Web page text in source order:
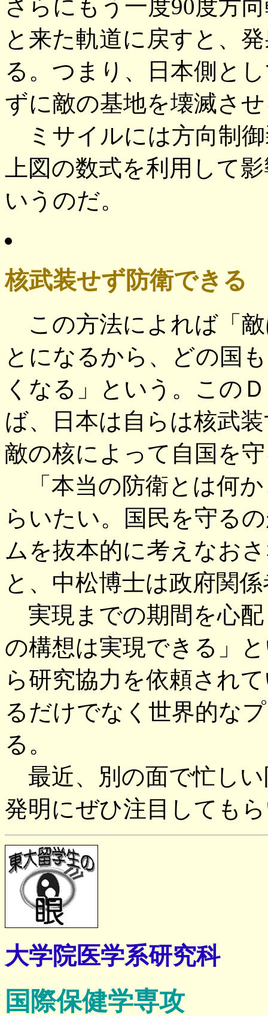
さらにもう一度90度方
と来た軌道に戻すと、
る。つまり、日本側と
ずに敵の基地を壊滅さ
ミサイルには方向制
上図の数式を利用して
いうのだ。
核武装せず防衛できる
この方法によれば「
とになるから、どの国
くなる」という。この
ば、日本は自らは核武
敵の核によって自国を
「本当の防衛とは何
らいたい。国民を守る
ムを抜本的に考えなお
と、中松博士は政府関
実現までの期間を心
の構想は実現できる」
ら研究協力を依頼され
るだけでなく世界的な
る。
最近、別の面で忙し
発明にぜひ注目しても
大学院医学系研究科
国際保健学専攻